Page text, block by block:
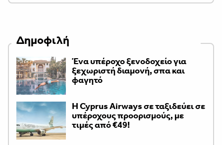
Δημοφιλή
Ένα υπέροχο ξενοδοχείο για
ξεχωριστή διαμονή, σπα και
φαγητό
H Cyprus Airways σε ταξιδεύει σε
υπέροχους προορισμούς, με
τιμές από €49!